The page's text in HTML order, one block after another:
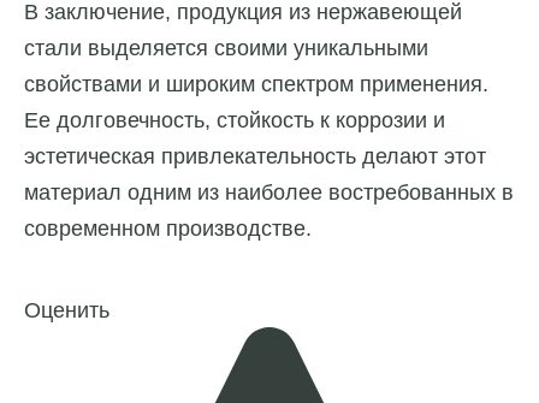
В заключение, продукция из нержавеющей
стали выделяется своими уникальными
свойствами и широким спектром применения.
Ее долговечность, стойкость к коррозии и
эстетическая привлекательность делают этот
материал одним из наиболее востребованных в
современном производстве.
Оценить